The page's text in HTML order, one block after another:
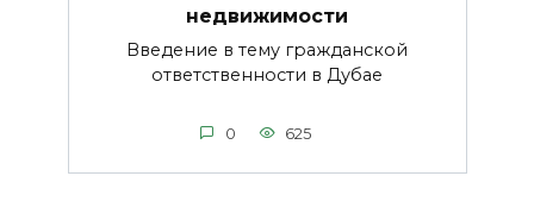
недвижимости
Введение в тему гражданской
ответственности в Дубае
0 625